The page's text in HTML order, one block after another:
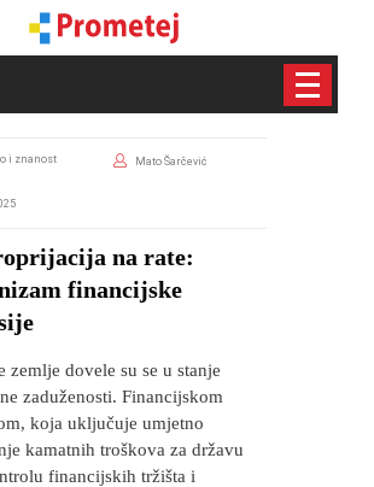
i znanost Mato Šarčević
na rate:
financijske
zemlje dovele su se u stanje
zaduženosti. Financijskom
koja uključuje umjetno
kamatnih troškova za državu
financijskih tržišta i